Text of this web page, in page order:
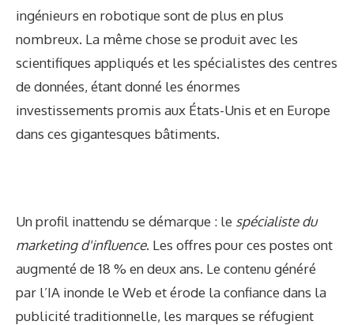
ingénieurs en robotique sont de plus en plus
nombreux. La même chose se produit avec les
scientifiques appliqués et les spécialistes des centres
de données, étant donné les énormes
investissements promis aux États-Unis et en Europe
dans ces gigantesques bâtiments.
Un profil inattendu se démarque : le spécialiste du
marketing d'influence. Les offres pour ces postes ont
augmenté de 18 % en deux ans. Le contenu généré
par l’IA inonde le Web et érode la confiance dans la
publicité traditionnelle, les marques se réfugient